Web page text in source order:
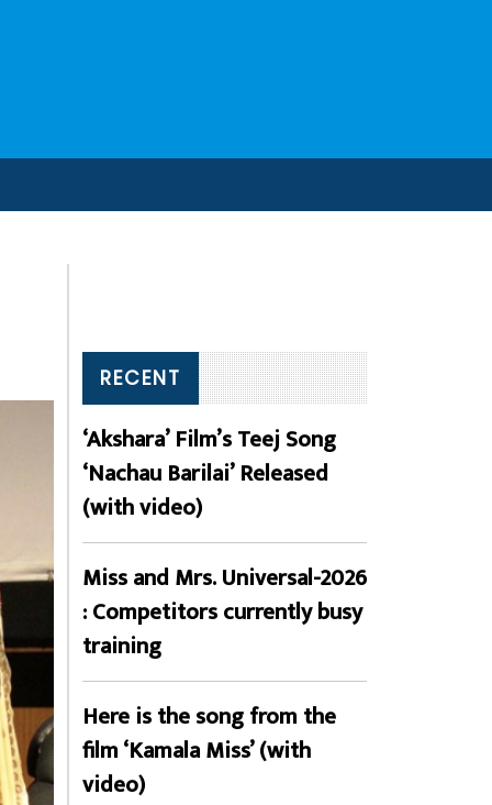
RECENT
‘Akshara’ Film’s Teej Song
‘Nachau Barilai’ Released
(with video)
Miss and Mrs. Universal-2026
: Competitors currently busy
training
Here is the song from the
film ‘Kamala Miss’ (with
video)